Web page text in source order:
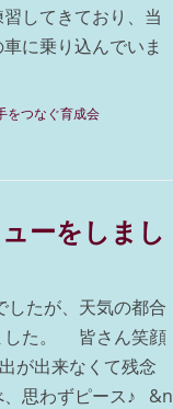
してきており、当
に乗り込んでいま
をつなぐ育成会
ーをしまし
したが、天気の都合
した。 皆さん笑顔
が出来なくて残念
、思わずピース♪ &n